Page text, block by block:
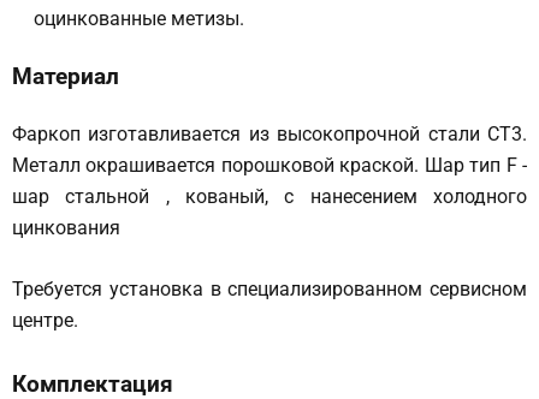
оцинкованные метизы.
Материал
Фаркоп изготавливается из высокопрочной стали СТ3.
Металл окрашивается порошковой краской. Шар тип F -
шар стальной , кованый, с нанесением холодного
цинкования
Требуется установка в специализированном сервисном
центре.
Комплектация